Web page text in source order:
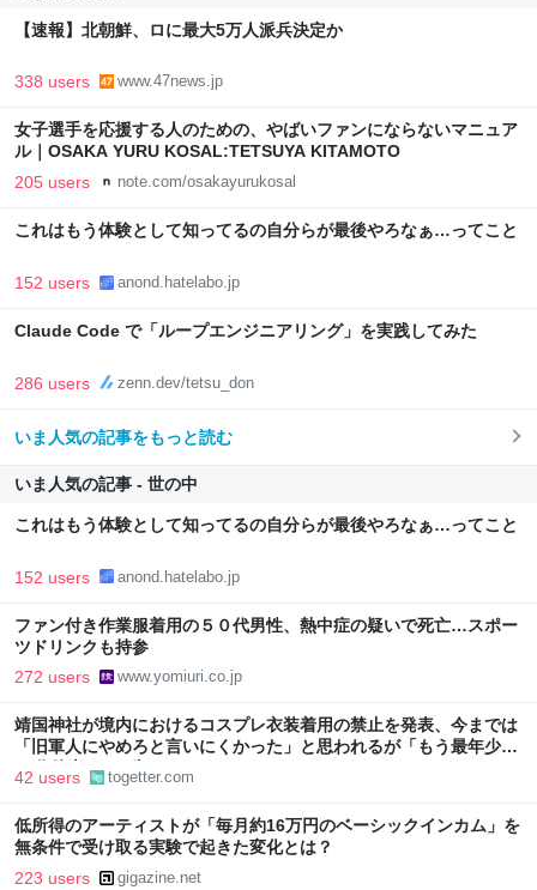
【速報】北朝鮮、ロに最大5万人派兵決定か
338 users www.47news.jp
女子選手を応援する人のための、やばいファンにならないマニュア
ル｜OSAKA YURU KOSAL:TETSUYA KITAMOTO
205 users note.com/osakayurukosal
これはもう体験として知ってるの自分らが最後やろなぁ…ってこと
152 users anond.hatelabo.jp
Claude Code で「ループエンジニアリング」を実践してみた
286 users zenn.dev/tetsu_don
いま人気の記事をもっと読む
いま人気の記事 - 世の中
これはもう体験として知ってるの自分らが最後やろなぁ…ってこと
152 users anond.hatelabo.jp
ファン付き作業服着用の５０代男性、熱中症の疑いで死亡…スポー
ツドリンクも持参
272 users www.yomiuri.co.jp
靖国神社が境内におけるコスプレ衣装着用の禁止を発表、今までは
「旧軍人にやめろと言いにくかった」と思われるが「もう最年少で
90代後半や100歳オーバーだろうしなぁ」
42 users togetter.com
低所得のアーティストが「毎月約16万円のベーシックインカム」を
無条件で受け取る実験で起きた変化とは？
223 users gigazine.net